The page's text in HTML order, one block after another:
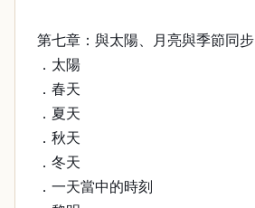
第七章：與太陽、月亮與季節同步
．太陽
．春天
．夏天
．秋天
．冬天
．一天當中的時刻